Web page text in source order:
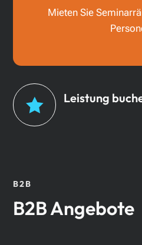
Mieten Sie
 Leistung
B2B
B2B Angebote